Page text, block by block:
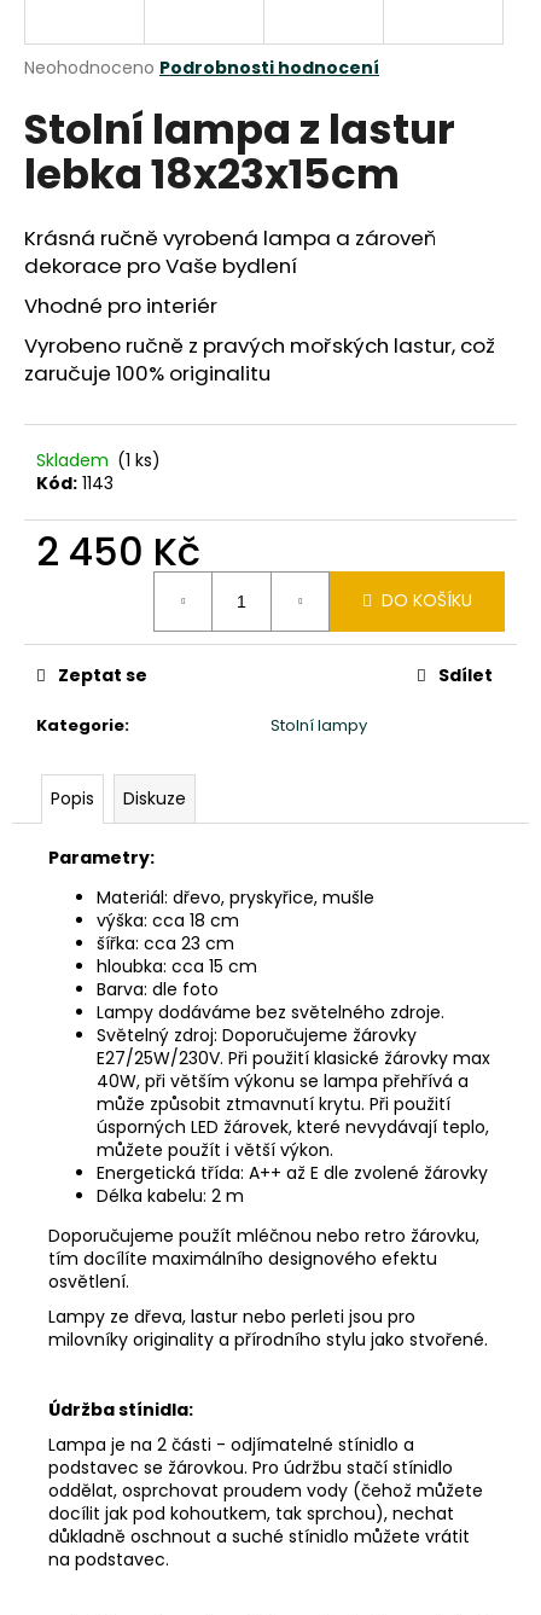
Průměrné
produktu
je
0,0
hvězdiček.
Neohodnoceno Podrobnosti hodnocení
Stolní lampa z lastur
lebka 18x23x15cm
Krásná ručně vyrobená lampa a zároveň
dekorace pro Vaše bydlení
Vhodné pro interiér
Vyrobeno ručně z pravých mořských lastur, což
zaručuje 100% originalitu
Skladem (1 ks)
Kód: 1143
2 450 Kč
DO KOŠÍKU
Kategorie: Stolní lampy
Zeptat se Sdílet
Popis Diskuze
Parametry:
Materiál: dřevo, pryskyřice, mušle
výška: cca 18 cm
šířka: cca 23 cm
hloubka: cca 15 cm
Barva: dle foto
Lampy dodáváme bez světelného zdroje.
Světelný zdroj: Doporučujeme žárovky
E27/25W/230V. Při použití klasické žárovky max
40W, při větším výkonu se lampa přehřívá a
může způsobit ztmavnutí krytu. Při použití
úsporných LED žárovek, které nevydávají teplo,
můžete použít i větší výkon.
Energetická třída: A++ až E dle zvolené žárovky
Délka kabelu: 2 m
Doporučujeme použít mléčnou nebo retro žárovku,
tím docílíte maximálního designového efektu
osvětlení.
Lampy ze dřeva, lastur nebo perleti jsou pro
milovníky originality a přírodního stylu jako stvořené.
Údržba stínidla:
Lampa je na 2 části - odjímatelné stínidlo a
podstavec se žárovkou. Pro údržbu stačí stínidlo
oddělat, osprchovat proudem vody (čehož můžete
docílit jak pod kohoutkem, tak sprchou), nechat
důkladně oschnout a suché stínidlo můžete vrátit
na podstavec.
j
t
?
HLEDAT
D
o
u
u
m
e
STOJÍCÍ
20X24X10CM
PATINA
DB
850